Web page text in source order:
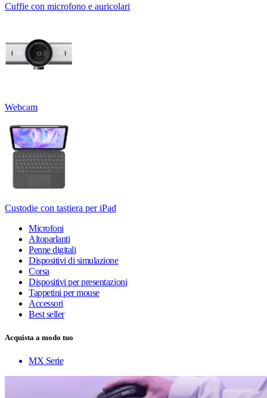
Cuffie con microfono e auricolari
Webcam
Custodie con tastiera per iPad
Microfoni
Altoparlanti
Penne digitali
Dispositivi di simulazione
Corsa
Dispositivi per presentazioni
Tappetini per mouse
Accessori
Best seller
Acquista a modo tuo
MX Serie